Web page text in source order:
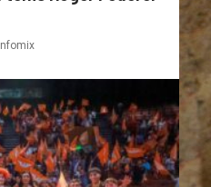
Infomix